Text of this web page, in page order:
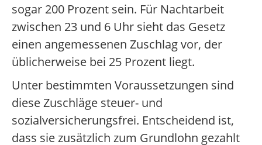
sogar 200 Prozent sein. Für Nachtarbeit
zwischen 23 und 6 Uhr sieht das Gesetz
einen angemessenen Zuschlag vor, der
üblicherweise bei 25 Prozent liegt.
Unter bestimmten Voraussetzungen sind
diese Zuschläge steuer- und
sozialversicherungsfrei. Entscheidend ist,
dass sie zusätzlich zum Grundlohn gezahlt